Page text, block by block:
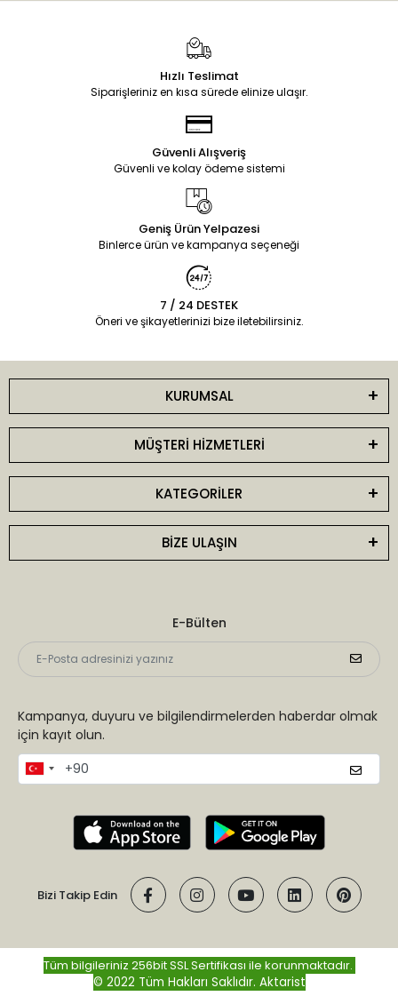
Hızlı Teslimat
Siparişleriniz en kısa sürede elinize ulaşır.
Güvenli Alışveriş
Güvenli ve kolay ödeme sistemi
Geniş Ürün Yelpazesi
Binlerce ürün ve kampanya seçeneği
7 / 24 DESTEK
Öneri ve şikayetlerinizi bize iletebilirsiniz.
KURUMSAL
MÜŞTERİ HİZMETLERİ
KATEGORİLER
BİZE ULAŞIN
E-Bülten
Kampanya, duyuru ve bilgilendirmelerden haberdar olmak
için kayıt olun.
Bizi Takip Edin
Tüm bilgileriniz 256bit SSL Sertifikası ile korunmaktadır.
© 2022 Tüm Hakları Saklıdır. Aktarist